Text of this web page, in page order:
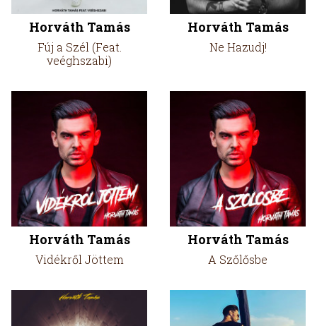
Horváth Tamás
Fúj a Szél (Feat.
veéghszabi)
Horváth Tamás
Ne Hazudj!
Horváth Tamás
Vidékről Jöttem
Horváth Tamás
A Szőlősbe